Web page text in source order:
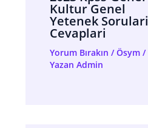
Kultur Genel
Yetenek Sorulari
Cevaplari
Yorum Bırakın /Ösym /
Yazan Admin